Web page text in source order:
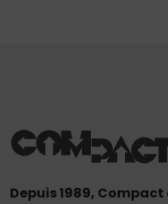
Depuis 1989,